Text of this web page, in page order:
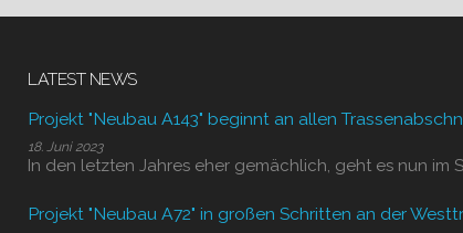
LATEST NEWS
Projekt "Neubau A143" beginnt an allen
18. Juni 2023
In den letzten Jahres eher gemächlich, geht es nun im
Projekt "Neubau A72" in großen Schritten an der